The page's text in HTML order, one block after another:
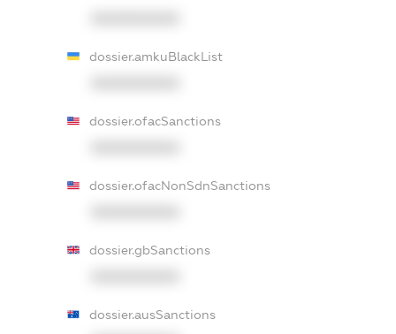
dossier.amkuBlackList
dossier.ofacSanctions
dossier.ofacNonSdnSanctions
dossier.gbSanctions
dossier.ausSanctions